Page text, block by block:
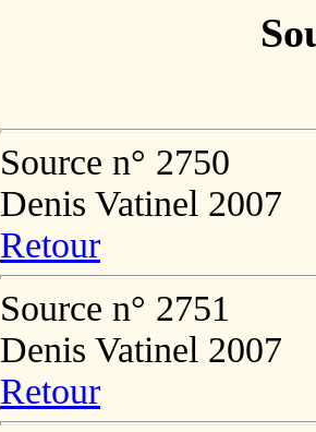
Source n° 2750
Denis Vatinel 2007
Retour
Source n° 2751
Denis Vatinel 2007
Retour